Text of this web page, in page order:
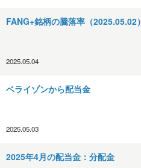
FANG+銘柄の騰落率（2025.05.02）
2025.05.04
ベライゾンから配当金
2025.05.03
2025年4月の配当金：分配金